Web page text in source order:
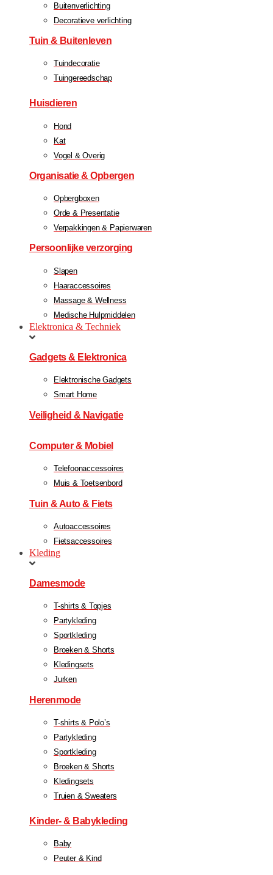
Buitenverlichting
Decoratieve verlichting
Tuin & Buitenleven
Tuindecoratie
Tuingereedschap
Huisdieren
Hond
Kat
Vogel & Overig
Organisatie & Opbergen
Opbergboxen
Orde & Presentatie
Verpakkingen & Papierwaren
Persoonlijke verzorging
Slapen
Haaraccessoires
Massage & Wellness
Medische Hulpmiddelen
Elektronica & Techniek
Gadgets & Elektronica
Elektronische Gadgets
Smart Home
Veiligheid & Navigatie
Computer & Mobiel
Telefoonaccessoires
Muis & Toetsenbord
Tuin & Auto & Fiets
Autoaccessoires
Fietsaccessoires
Kleding
Damesmode
T-shirts & Topjes
Partykleding
Sportkleding
Broeken & Shorts
Kledingsets
Jurken
Herenmode
T-shirts & Polo’s
Partykleding
Sportkleding
Broeken & Shorts
Kledingsets
Truien & Sweaters
Kinder- & Babykleding
Baby
Peuter & Kind